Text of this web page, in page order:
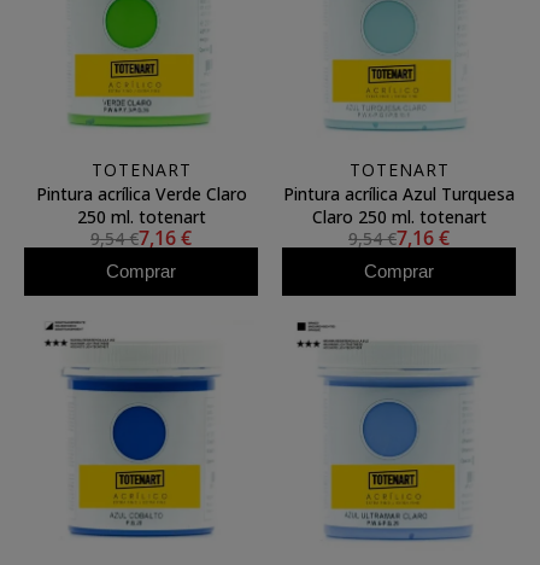
TOTENART
Pintura acrílica Verde Claro
250 ml. totenart
9,54 €7,16 €
Comprar
TOTENART
Pintura acrílica Azul Turquesa
Claro 250 ml. totenart
9,54 €7,16 €
Comprar